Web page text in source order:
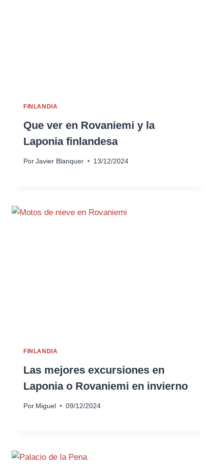
FINLANDIA
Que ver en Rovaniemi y la
Laponia finlandesa
Por Javier Blanquer 13/12/2024
FINLANDIA
Las mejores excursiones en
Laponia o Rovaniemi en invierno
Por Miguel 09/12/2024